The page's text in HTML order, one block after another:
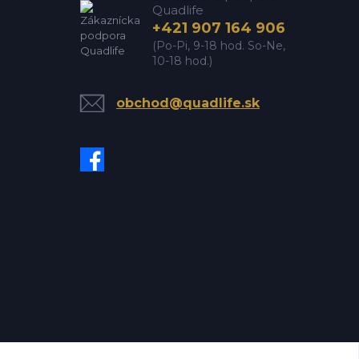
Quadlife
+421 907 164 906
(Po-Pi, 9-18 hod. So-Ne,
10-18 hod.)
obchod@quadlife.sk